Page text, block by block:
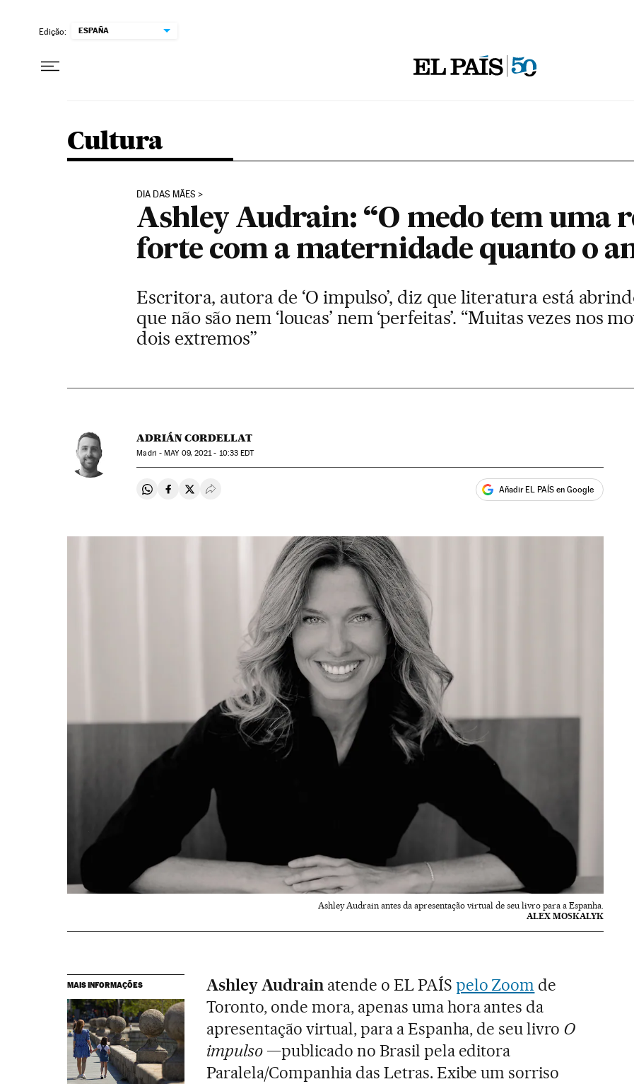
Edição: ESPAÑA
Cultura
DIA DAS MÃES
Ashley Audrain: “O medo tem uma
forte com a maternidade quanto o
Escritora, autora de ‘O impulso’, diz que literatura está
que não são nem ‘loucas’ nem ‘perfeitas’. “Muitas vezes nos
dois extremos”
ADRIÁN CORDELLAT
Madri -MAY09, 2021 - 10:33 EDT
Compartir en Whatsapp
Compartir en Facebook
Compartir en Twitter
Desplegar Redes Sociales Añadir EL PAÍS en Google
Ashley Audrain antes da apresentação virtual de seu livro para a Espanha.
ALEX MOSKALYK
MAIS INFORMAÇÕES Ashley Audrainatende o EL PAÍS pelo Zoom de
Toronto, onde mora, apenas uma hora antes da
apresentação virtual, para a Espanha, de seu livro O
impulso —publicado no Brasil pela editora
Paralela/Companhia das Letras. Exibe um sorriso